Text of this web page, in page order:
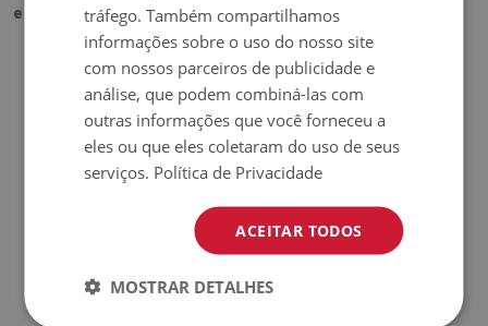
eleganteao espaço.
Material:Vinil revestido com malha PES.
Espessura:1,6 mm .
descoloração e raios UV.
tráfego. Também compartilhamos
informações sobre o uso do nosso site
com nossos parceiros de publicidade e
análise, que podem combiná-las com
outras informações que você forneceu a
eles ou que eles coletaram do uso de seus
serviços. Política de Privacidade
ACEITAR TODOS
MOSTRAR DETALHES